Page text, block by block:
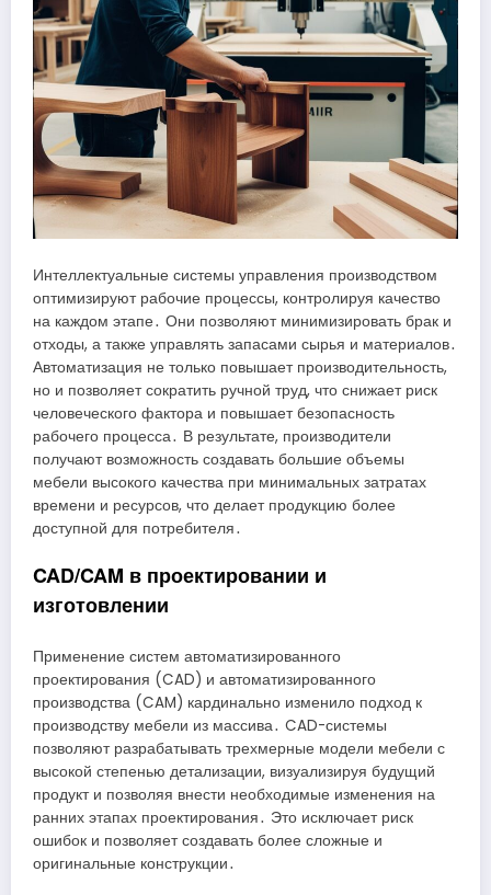
Интеллектуальные системы управления производством
оптимизируют рабочие процессы, контролируя качество
на каждом этапе․ Они позволяют минимизировать брак и
отходы, а также управлять запасами сырья и материалов․
Автоматизация не только повышает производительность,
но и позволяет сократить ручной труд, что снижает риск
человеческого фактора и повышает безопасность
рабочего процесса․ В результате, производители
получают возможность создавать большие объемы
мебели высокого качества при минимальных затратах
времени и ресурсов, что делает продукцию более
доступной для потребителя․
CAD/CAM в проектировании и
изготовлении
Применение систем автоматизированного
проектирования (CAD) и автоматизированного
производства (CAM) кардинально изменило подход к
производству мебели из массива․ CAD-системы
позволяют разрабатывать трехмерные модели мебели с
высокой степенью детализации, визуализируя будущий
продукт и позволяя внести необходимые изменения на
ранних этапах проектирования․ Это исключает риск
ошибок и позволяет создавать более сложные и
оригинальные конструкции․